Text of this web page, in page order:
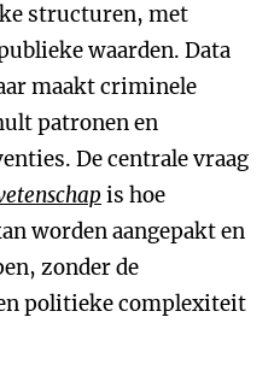
structuren, met
waarden. Data
maakt criminele
patronen en
De centrale vraag
is hoe
worden aangepakt en
zonder de
politieke complexiteit